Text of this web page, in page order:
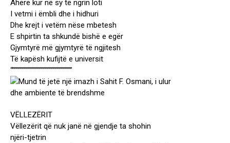
Ahere kur në sy të ngrin loti
I vetmi i ëmbli dhe i hidhuri
Dhe krejt i vetëm nëse mbetesh
E shpirtin ta shkundë bishë e egër
Gjymtyrë më gjymtyrë të ngjitesh
Të kapësh kufijtë e universit
“”””””””””””””””””””””””””””””
VËLLEZËRIT
Vëllezërit që nuk janë në gjendje ta shohin
njëri-tjetrin